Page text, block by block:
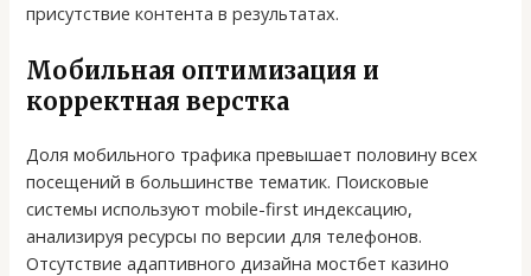
присутствие контента в результатах.
Мобильная оптимизация и
корректная верстка
Доля мобильного трафика превышает половину всех
посещений в большинстве тематик. Поисковые
системы используют mobile-first индексацию,
анализируя ресурсы по версии для телефонов.
Отсутствие адаптивного дизайна мостбет казино